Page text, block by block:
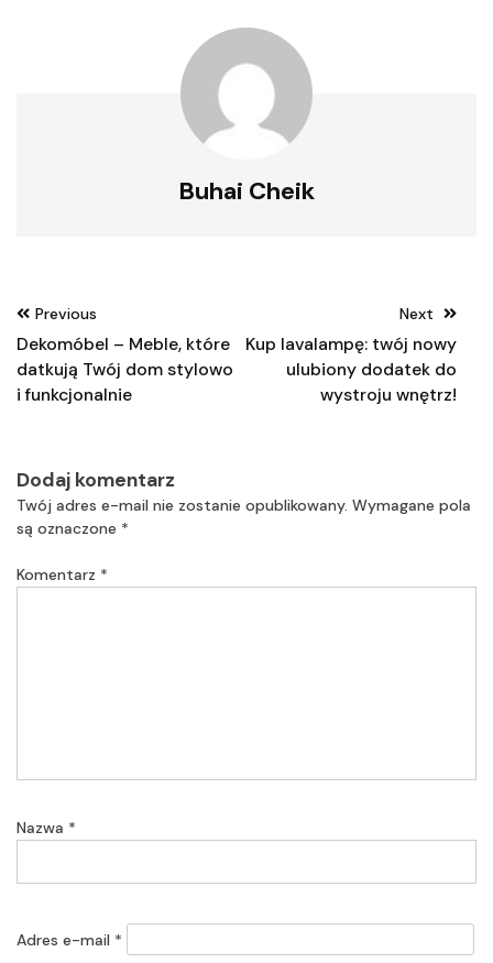
Buhai Cheik
Nawigacja
wpisu
Previous
Dekomóbel – Meble, które
datkują Twój dom stylowo
i funkcjonalnie
Next
Kup lavalampę: twój nowy
ulubiony dodatek do
wystroju wnętrz!
Dodaj komentarz
Twój adres e-mail nie zostanie opublikowany. Wymagane pola
są oznaczone *
Komentarz *
Nazwa *
Adres e-mail *